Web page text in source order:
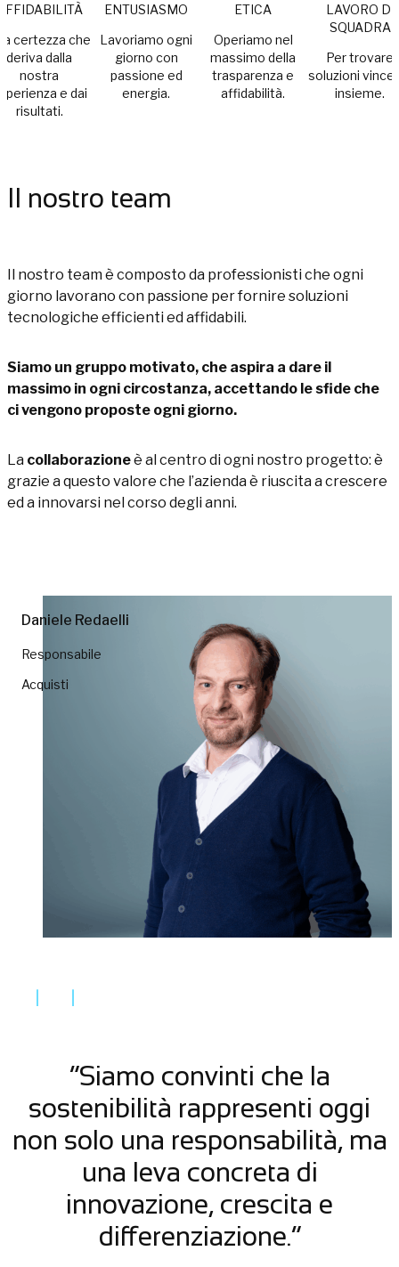
certezza che
deriva dalla
nostra
e dai
risultati.
ENTUSIASMO
Lavoriamo ogni
giorno con
passione ed
energia.
ETICA
Operiamo nel
massimo della
trasparenza e
affidabilità.
LAVORO DI
SQUADRA
Per trovare
soluzioni
insieme.
Il nostro team
Il nostro team è composto da professionisti che ogni
giorno lavorano con passione per fornire soluzioni
tecnologiche efficienti ed affidabili.
Siamo un gruppo motivato, che aspira a dare il
massimo in ogni circostanza, accettando le sfide che
ci vengono proposte ogni giorno.
La collaborazioneè al centro di ogni nostro progetto: è
grazie a questo valore che l’azienda è riuscita a crescere
ed a innovarsi nel corso degli anni.
Isacco Tomelini
Responsabile
Progettazione
“Siamo convinti che la
sostenibilità rappresenti oggi
non solo una responsabilità, ma
una leva concreta di
innovazione, crescita e
differenziazione.”